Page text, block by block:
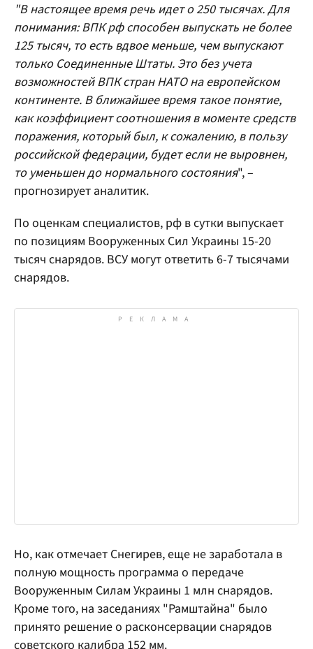
"В настоящее время речь идет о 250 тысячах. Для
понимания: ВПК рф способен выпускать не более
125 тысяч, то есть вдвое меньше, чем выпускают
только Соединенные Штаты. Это без учета
возможностей ВПК стран НАТО на европейском
континенте. В ближайшее время такое понятие,
как коэффициент соотношения в моменте средств
поражения, который был, к сожалению, в пользу
российской федерации, будет если не выровнен,
то уменьшен до нормального состояния", –
прогнозирует аналитик.
По оценкам специалистов, рф в сутки выпускает
по позициям Вооруженных Сил Украины 15-20
тысяч снарядов. ВСУ могут ответить 6-7 тысячами
снарядов.
Но, как отмечает Снегирев, еще не заработала в
полную мощность программа о передаче
Вооруженным Силам Украины 1 млн снарядов.
Кроме того, на заседаниях "Рамштайна" было
принято решение о расконсервации снарядов
советского калибра 152 мм.